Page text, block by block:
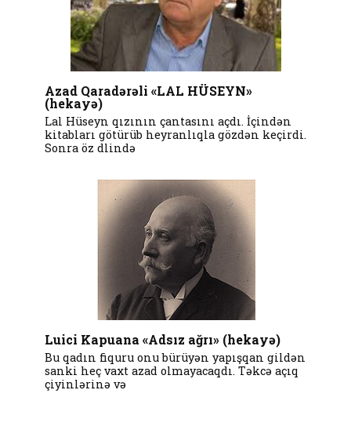
Azad Qaradərəli «LAL HÜSEYN»
(hekayə)
Lal Hüseyn qızının çantasını açdı. İçindən
kitabları götürüb heyranlıqla gözdən keçirdi.
Sonra öz dlində
Luici Kapuana «Adsız ağrı» (hekayə)
Bu qadın fiquru onu bürüyən yapışqan gildən
sanki heç vaxt azad olmayacaqdı. Təkcə açıq
çiyinlərinə və